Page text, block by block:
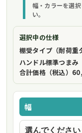
幅・カラーを選
い。
選択中の仕様
ハンドル標準つまみ
合計価格（税込）
幅